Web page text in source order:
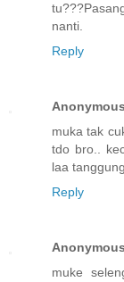
nanti.
Reply
Anonymous
muka tak
tdo bro..
laa
Reply
Anonymous
muke